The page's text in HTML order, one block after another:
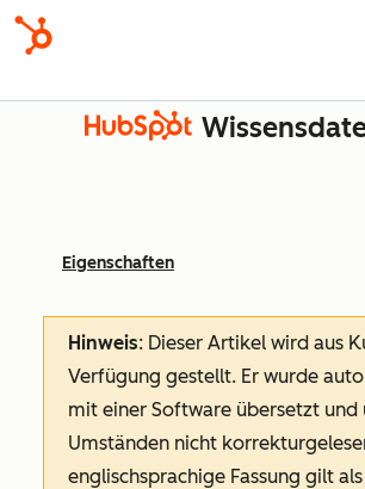
Eigenschaften
Hinweis: Dieser Artikel wird aus
Verfügung gestellt. Er wurde
mit einer Software übersetzt und
Umständen nicht
englischsprachige Fassung gilt